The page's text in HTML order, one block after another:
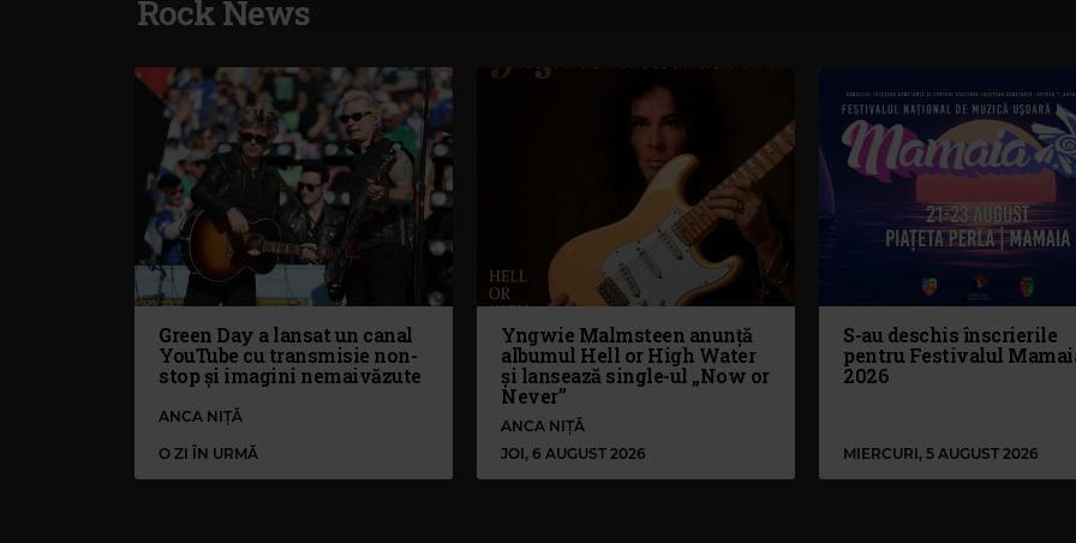
Rock News
Green Day a lansat un canal
YouTube cu transmisie non-
stop și imagini nemaivăzute
ANCA NIȚĂ
O ZI ÎN URMĂ
Yngwie Malmsteen anunță
albumul Hell or High Water
și lansează single-ul „Now or
Never”
ANCA NIȚĂ
JOI, 6 AUGUST 2026
S-au deschis înscrierile
pentru Festivalul
2026
MIERCURI, 5 AUGUST 2026